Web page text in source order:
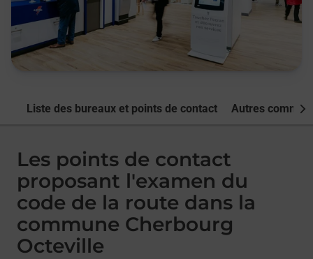
Liste des bureaux et points de contact Autres
Les points de contact
proposant l'examen du
code de la route dans la
commune Cherbourg
Octeville